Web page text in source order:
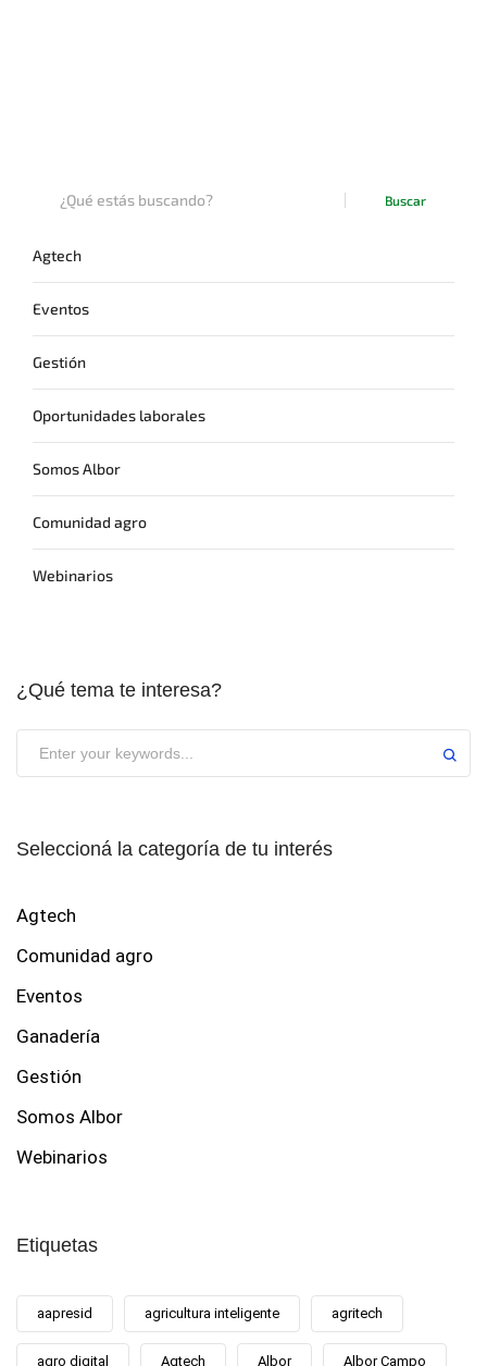
Buscar
Agtech
Eventos
Gestión
Oportunidades laborales
Somos Albor
Comunidad agro
Webinarios
¿Qué tema te interesa?
Seleccioná la categoría de tu interés
Agtech
Comunidad agro
Eventos
Ganadería
Gestión
Somos Albor
Webinarios
Etiquetas
aapresid agricultura inteligente agritech
agro digital Agtech Albor Albor Campo